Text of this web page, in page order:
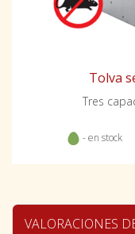
Tolva
Tres
- en stock
VALORACIONES